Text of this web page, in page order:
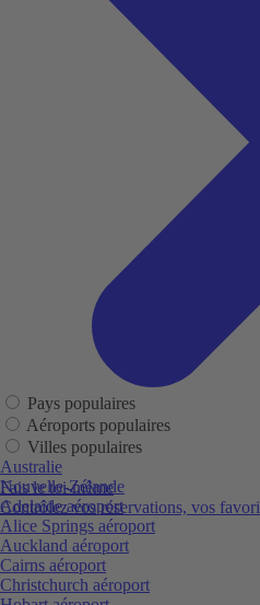
Fais le toi-même
Contrôlez vos réservations, vos
Pays populaires
Aéroports populaires
Villes populaires
Australie
Nouvelle-Zélande
Adelaide aéroport
Alice Springs aéroport
Auckland aéroport
Cairns aéroport
Christchurch aéroport